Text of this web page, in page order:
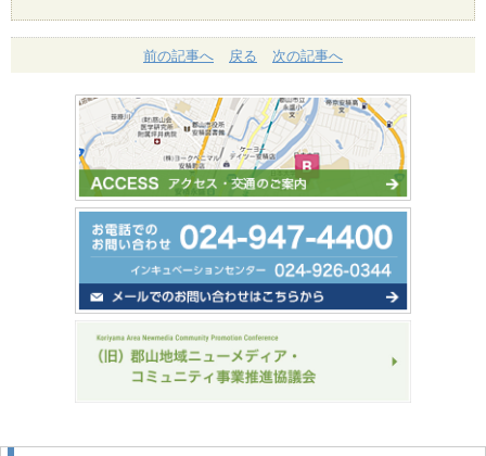
前の記事へ 戻る 次の記事へ